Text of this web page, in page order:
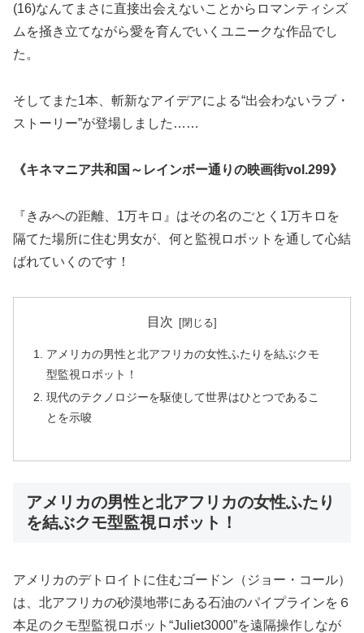
(16)なんてまさに直接出会えないことからロマンティシズ
ムを掻き立てながら愛を育んでいくユニークな作品でし
た。
そしてまた1本、斬新なアイデアによる“出会わないラブ・
ストーリー”が登場しました……
《キネマニア共和国～レインボー通りの映画街vol.299》
『きみへの距離、1万キロ』はその名のごとく1万キロを
隔てた場所に住む男女が、何と監視ロボットを通して心結
ばれていくのです！
目次
アメリカの男性と北アフリカの女性ふたりを結ぶクモ
型監視ロボット！
現代のテクノロジーを駆使して世界はひとつであるこ
とを示唆
アメリカの男性と北アフリカの女性ふたり
を結ぶクモ型監視ロボット！
アメリカのデトロイトに住むゴードン（ジョー・コール）
は、北アフリカの砂漠地帯にある石油のパイプラインを６
本足のクモ型監視ロボット“Juliet3000”を遠隔操作しなが